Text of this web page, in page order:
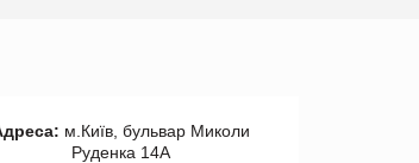
м.Київ, бульвар Миколи
Руденка 14А